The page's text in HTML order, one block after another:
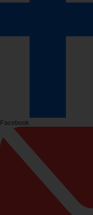
Facebook